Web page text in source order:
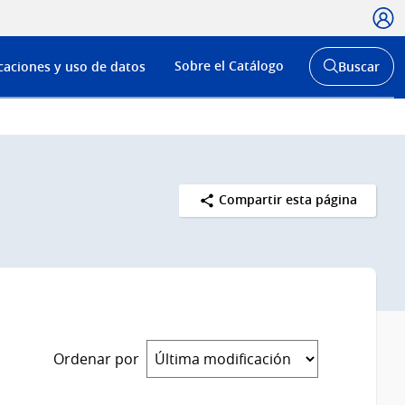
Menú
de
y uso de datos Sobre el Catálogo
Abrir
buscador
Buscar
Compartir esta página
Ordenar por